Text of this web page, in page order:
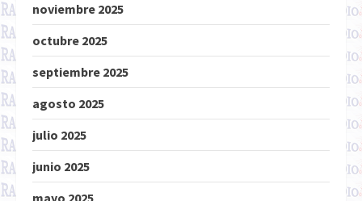
noviembre 2025
octubre 2025
septiembre 2025
agosto 2025
julio 2025
junio 2025
mayo 2025